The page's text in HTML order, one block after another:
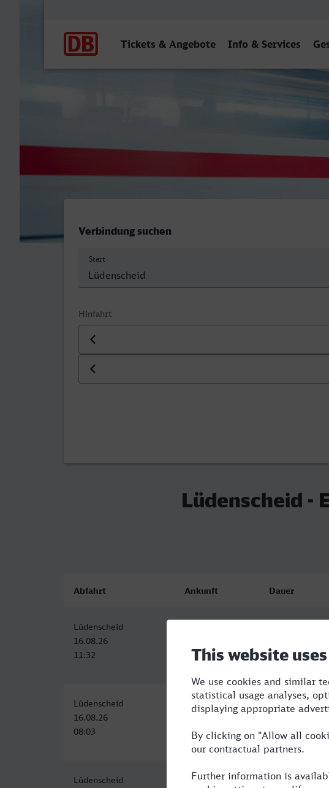
Tickets & Angebote Info & Services
Verbindung suchen
Start
Hinfahrt
Datum der Hinfahrt
Uhrzeit der Hinfahrt
Lüdenscheid -
Abfahrt Ankunft Dauer
Lüdenscheid
16.08.26
11:32
14:09
Lüdenscheid
16.08.26
08:03
Erftstadt
16.08.26
10:42
2:39
Lüdenscheid
Erftstadt
2:39